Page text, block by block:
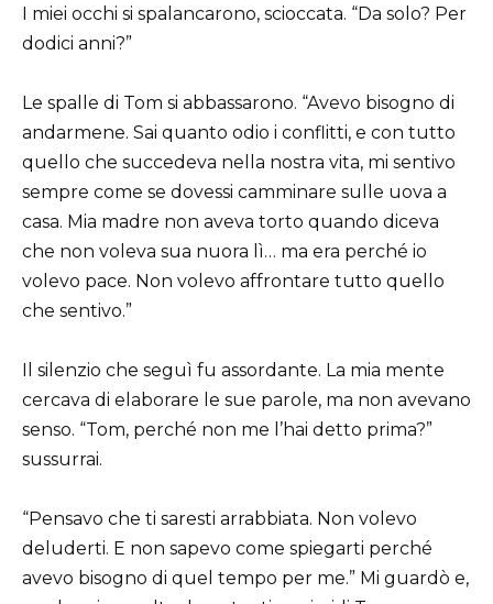
I miei occhi si spalancarono, scioccata. “Da solo? Per
dodici anni?”
Le spalle di Tom si abbassarono. “Avevo bisogno di
andarmene. Sai quanto odio i conflitti, e con tutto
quello che succedeva nella nostra vita, mi sentivo
sempre come se dovessi camminare sulle uova a
casa. Mia madre non aveva torto quando diceva
che non voleva sua nuora lì… ma era perché io
volevo pace. Non volevo affrontare tutto quello
che sentivo.”
Il silenzio che seguì fu assordante. La mia mente
cercava di elaborare le sue parole, ma non avevano
senso. “Tom, perché non me l’hai detto prima?”
sussurrai.
“Pensavo che ti saresti arrabbiata. Non volevo
deluderti. E non sapevo come spiegarti perché
avevo bisogno di quel tempo per me.” Mi guardò e,